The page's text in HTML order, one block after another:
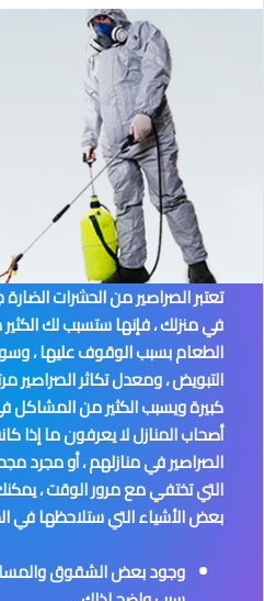
تعتبر الصراصير من الحشرات الضارة
في منزلك ، فإنها ستسبب لك
الطعام بسبب الوقوف عليها ،
التبويض ، ومعدل تكاثر الصراصير
كبيرة ويسبب الكثير من المشاكل
أصحاب المنازل لا يعرفون ما
الصراصير في منازلهم ، أو مجرد
التي تختفي مع مرور الوقت ،
بعض الأشياء التي ستلاحظها في
وجود بعض الشقوق